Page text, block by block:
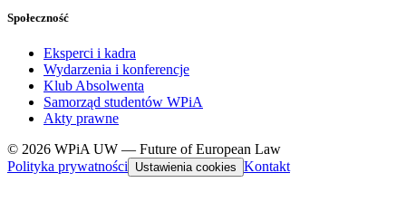
Społeczność
Eksperci i kadra
Wydarzenia i konferencje
Klub Absolwenta
Samorząd studentów WPiA
Akty prawne
© 2026 WPiA UW — Future of European Law
Polityka prywatności
Ustawienia cookies Kontakt